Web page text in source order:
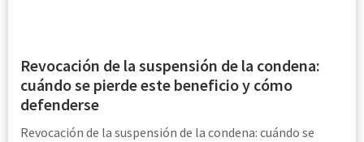
Revocación de la suspensión de la condena:
cuándo se pierde este beneficio y cómo
defenderse
Revocación de la suspensión de la condena: cuándo se